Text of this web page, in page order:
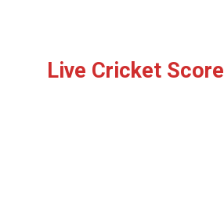
Live Cricket Score